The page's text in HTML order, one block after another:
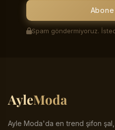
Abone
Spam göndermiyoruz.
AyleModa
Ayle Moda'da en trend şifon